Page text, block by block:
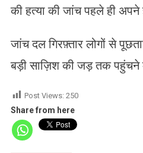
की हत्या की जांच पहले ही
जांच दल गिरफ़्तार लोगों से
बड़ी साज़िश की जड़ तक पहुंचने
Post Views: 250
Share from here